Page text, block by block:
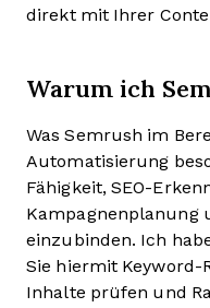
direkt mit Ihrer
Warum ich
Was Semrush im
Automatisierung
Fähigkeit, SEO-
Kampagnenplanung
einzubinden. Ich
Sie hiermit
Inhalte prüfen und